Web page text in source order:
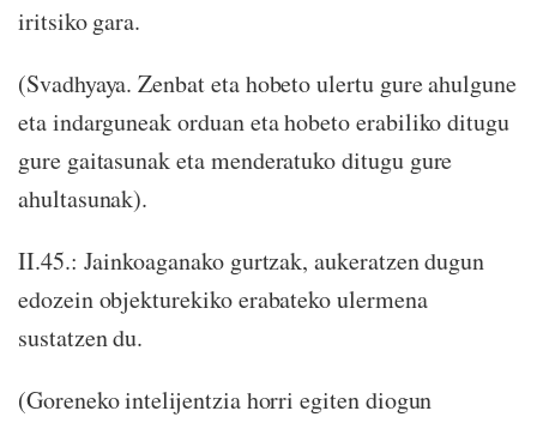
iritsiko gara.
(Svadhyaya. Zenbat eta hobeto ulertu gure ahulgune
eta indarguneak orduan eta hobeto erabiliko ditugu
gure gaitasunak eta menderatuko ditugu gure
ahultasunak).
II.45.: Jainkoaganako gurtzak, aukeratzen dugun
edozein objekturekiko erabateko ulermena
sustatzen du.
(Goreneko intelijentzia horri egiten diogun